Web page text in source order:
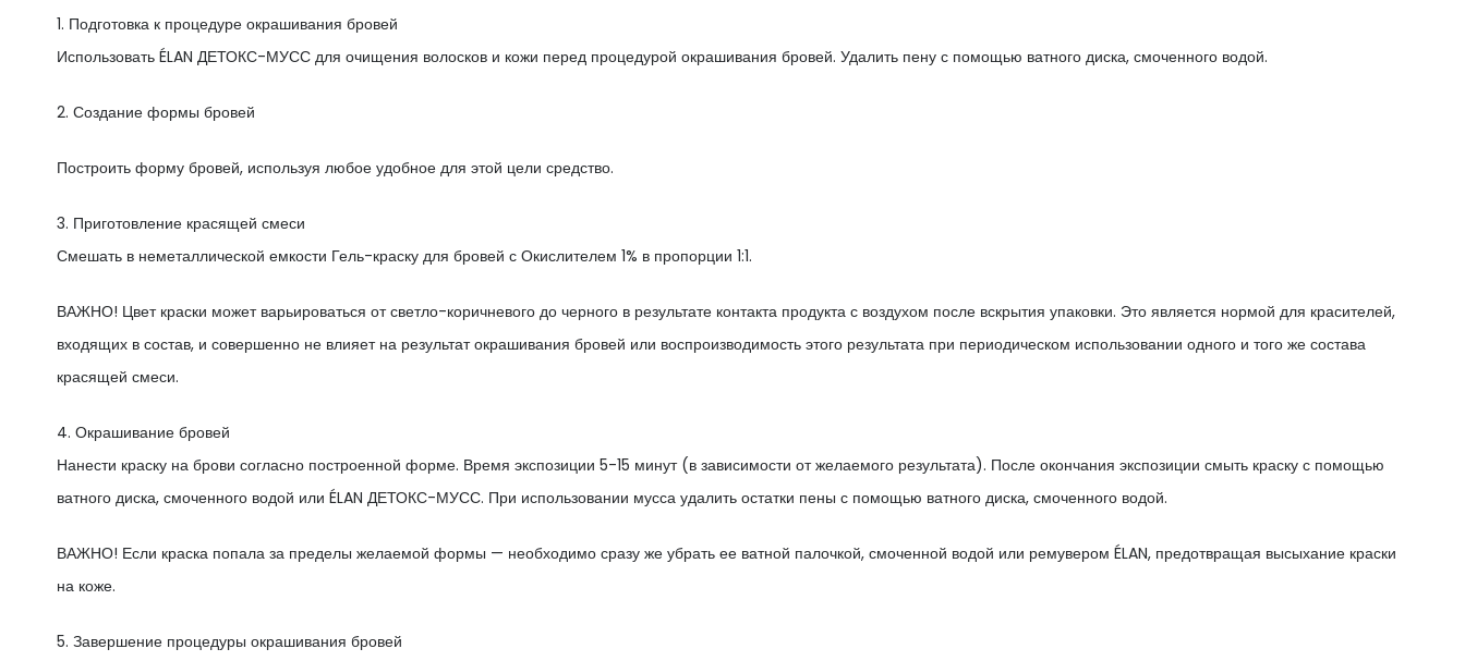
1. Подготовка к процедуре окрашивания бровей
Использовать ÉLAN ДЕТОКС-МУСС для очищения волосков и кожи перед процедурой окрашивания бровей. Удалить пену с помощью ватного диска, смоченного водой.
2. Создание формы бровей
Построить форму бровей, используя любое удобное для этой цели средство.
3. Приготовление красящей смеси
Смешать в неметаллической емкости Гель-краску для бровей с Окислителем 1% в пропорции 1:1.
ВАЖНО! Цвет краски может варьироваться от светло-коричневого до черного в результате контакта продукта с воздухом после вскрытия упаковки. Это является нормой для красителей,
входящих в состав, и совершенно не влияет на результат окрашивания бровей или воспроизводимость этого результата при периодическом использовании одного и того же состава
красящей смеси.
4. Окрашивание бровей
Нанести краску на брови согласно построенной форме. Время экспозиции 5-15 минут (в зависимости от желаемого результата). После окончания экспозиции смыть краску с помощью
ватного диска, смоченного водой или ÉLAN ДЕТОКС-МУСС. При использовании мусса удалить остатки пены с помощью ватного диска, смоченного водой.
ВАЖНО! Если краска попала за пределы желаемой формы — необходимо сразу же убрать ее ватной палочкой, смоченной водой или ремувером ÉLAN, предотвращая высыхание краски
на коже.
5. Завершение процедуры окрашивания бровей